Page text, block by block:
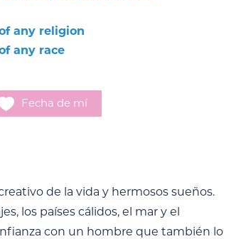
any religion
any race
Fecha de mí
de la vida y hermosos sueños.
los países cálidos, el mar y el
con un hombre que también lo